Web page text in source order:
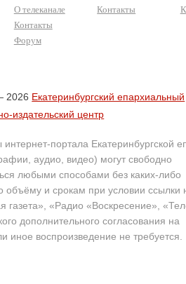
О телеканале
Контакты
Форум
Контакты
2026 Екатеринбургский епархиальный
издательский центр
портала Екатеринбургской
аудио, видео) могут свободно
любыми способами без каких-либо
объёму и срокам при условии ссылки
газета», «Радио «Воскресение»,
дополнительного согласования на
иное воспроизведение не требуется.